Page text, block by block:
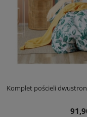
Komplet pościeli